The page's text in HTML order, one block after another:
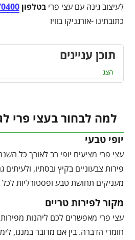
לעיצוב גינה עם עצי פריבטלפון
כתובתינו -אורגניקו בוויז
תוכן עניינים
הצג
למה לבחור בעצי פרי
יופי טבעי
עצי פרי מציעים יופי רב לאורך כל
פירות צבעוניים בקיץ ובסתיו,
מעניקים תחושת טבע ופסטורליות לכל
מקור לפירות טריים
עצי פרי מאפשרים לכם ליהנות מפירות
חומרי הדברה. בין אם מדובר במנגו,